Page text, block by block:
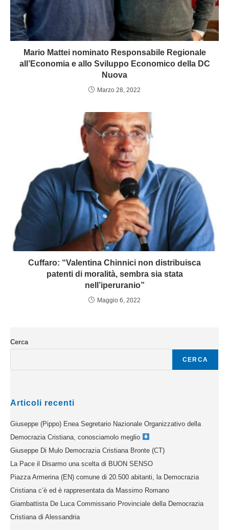
Mario Mattei nominato Responsabile Regionale
all’Economia e allo Sviluppo Economico della DC
Nuova
Marzo 28, 2022
Cuffaro: “Valentina Chinnici non distribuisca
patenti di moralità, sembra sia stata
nell’iperuranio”
Maggio 6, 2022
Cerca
CERCA
Articoli recenti
Giuseppe (Pippo) Enea Segretario Nazionale Organizzativo della
Democrazia Cristiana, conosciamolo meglio
Giuseppe Di Mulo Democrazia Cristiana Bronte (CT)
La Pace il Disarmo una scelta di BUON SENSO
Piazza Armerina (EN) comune di 20.500 abitanti, la Democrazia
Cristiana c’è ed è rappresentata da Massimo Romano
Giambattista De Luca Commissario Provinciale della Democrazia
Cristiana di Alessandria